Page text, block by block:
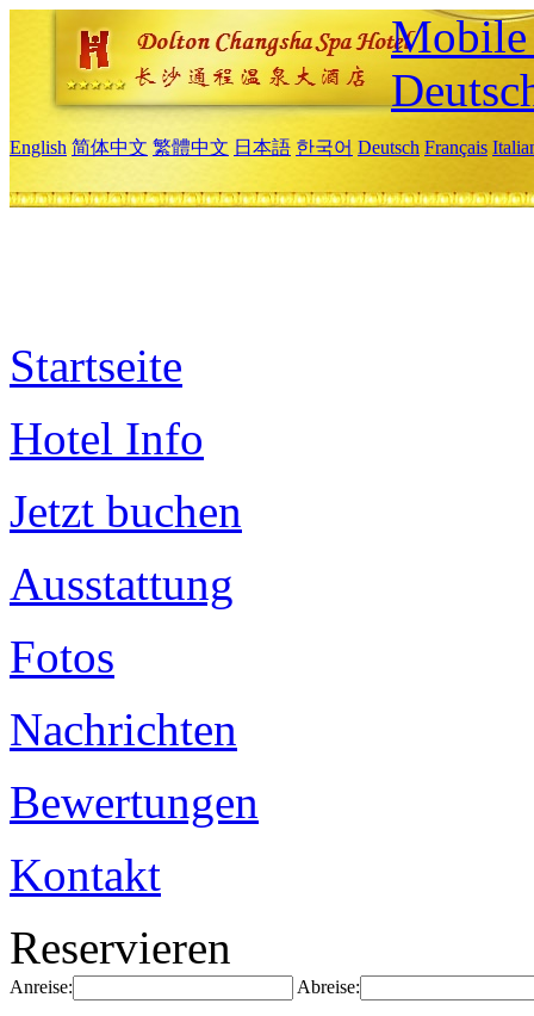
Mobile
English 简体中文 繁體中文 日本語 한국어 Deutsch Français
Startseite
Hotel Info
Jetzt buchen
Ausstattung
Fotos
Nachrichten
Bewertungen
Kontakt
Reservieren
Anreise: Abreise: